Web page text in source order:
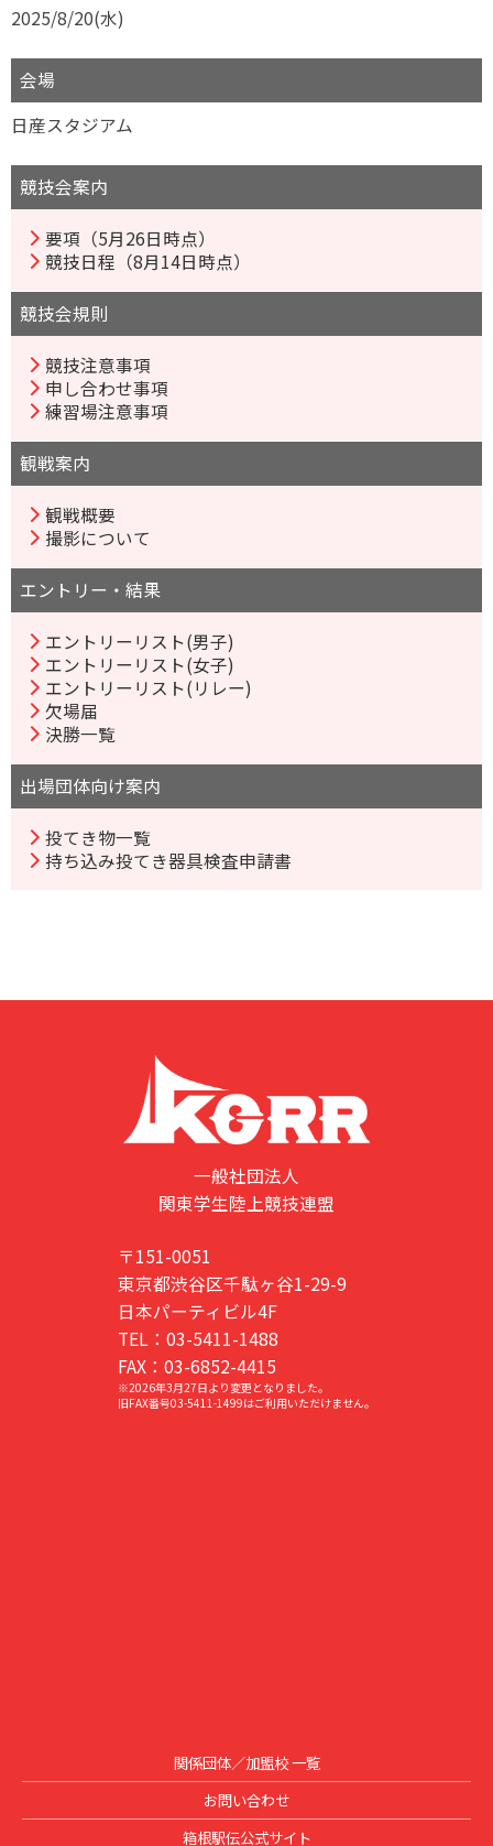
2025/8/20(水)
会場
日産スタジアム
競技会案内
要項（5月26日時点）
競技日程（8月14日時点）
競技会規則
競技注意事項
申し合わせ事項
練習場注意事項
観戦案内
観戦概要
撮影について
エントリー・結果
エントリーリスト(男子)
エントリーリスト(女子)
エントリーリスト(リレー)
欠場届
決勝一覧
出場団体向け案内
投てき物一覧
持ち込み投てき器具検査申請書
一般社団法人
関東学生陸上競技連盟
〒151-0051
東京都渋谷区千駄ヶ谷1-29-9
日本パーティビル4F
TEL：03-5411-1488
FAX：03-6852-4415
※2026年3月27日より変更となりました。
旧FAX番号03-5411-1499はご利用いただけません。
関係団体／加盟校 一覧
お問い合わせ
箱根駅伝公式サイト